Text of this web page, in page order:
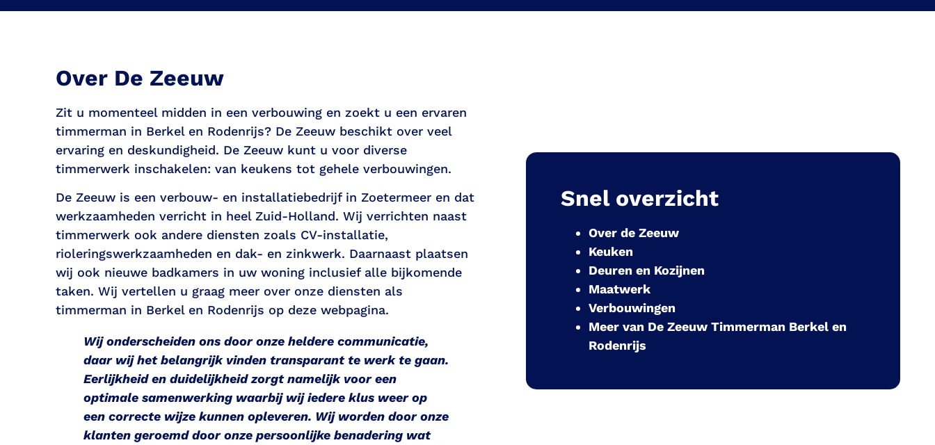
Over De Zeeuw
Zit u momenteel midden in een verbouwing en zoekt u een ervaren
timmerman in Berkel en Rodenrijs? De Zeeuw beschikt over veel
ervaring en deskundigheid. De Zeeuw kunt u voor diverse
timmerwerk inschakelen: van keukens tot gehele verbouwingen.
De Zeeuw is een verbouw- en installatiebedrijf in Zoetermeer en dat
werkzaamheden verricht in heel Zuid-Holland. Wij verrichten naast
timmerwerk ook andere diensten zoals CV-installatie,
rioleringswerkzaamheden en dak- en zinkwerk. Daarnaast plaatsen
wij ook nieuwe badkamers in uw woning inclusief alle bijkomende
taken. Wij vertellen u graag meer over onze diensten als
timmerman in Berkel en Rodenrijs op deze webpagina.
Wij onderscheiden ons door onze heldere communicatie,
daar wij het belangrijk vinden transparant te werk te gaan.
Eerlijkheid en duidelijkheid zorgt namelijk voor een
optimale samenwerking waarbij wij iedere klus weer op
een correcte wijze kunnen opleveren. Wij worden door onze
klanten geroemd door onze persoonlijke benadering wat
Snel overzicht
Over de Zeeuw
Keuken
Deuren en Kozijnen
Maatwerk
Verbouwingen
Meer van De Zeeuw Timmerman Berkel en
Rodenrijs